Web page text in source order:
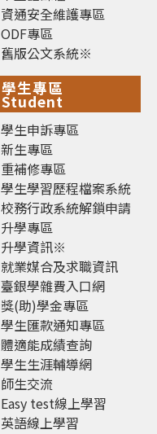
資通安全維護專區
ODF專區
舊版公文系統※
學生專區
Student
學生申訴專區
新生專區
重補修專區
學生學習歷程檔案系統
校務行政系統解鎖申請
升學專區
升學資訊※
就業媒合及求職資訊
臺銀學雜費入口網
獎(助)學金專區
學生匯款通知專區
體適能成績查詢
學生生涯輔導網
師生交流
Easy test線上學習
英語線上學習